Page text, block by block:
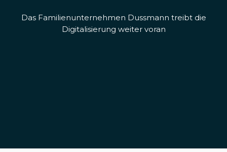
Das Familienunternehmen Dussmann treibt die
Digitalisierung weiter voran